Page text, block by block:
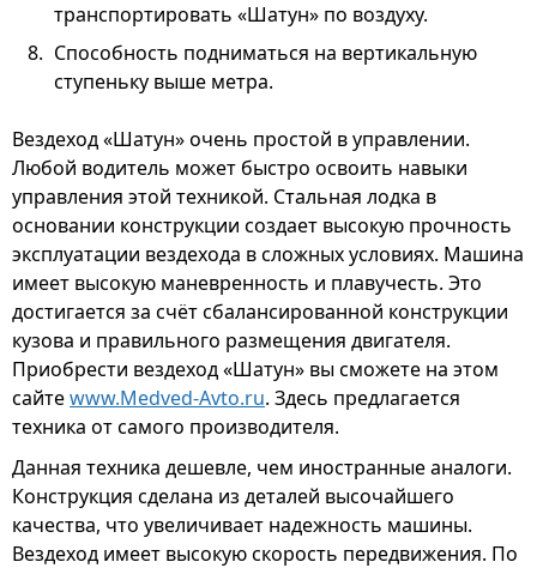
транспортировать «Шатун» по воздуху.
Способность подниматься на вертикальную
ступеньку выше метра.
Вездеход «Шатун» очень простой в управлении.
Любой водитель может быстро освоить навыки
управления этой техникой. Стальная лодка в
основании конструкции создает высокую прочность
эксплуатации вездехода в сложных условиях. Машина
имеет высокую маневренность и плавучесть. Это
достигается за счёт сбалансированной конструкции
кузова и правильного размещения двигателя.
Приобрести вездеход «Шатун» вы сможете на этом
сайтеwww.Medved-Avto.ru. Здесь предлагается
техника от самого производителя.
Данная техника дешевле, чем иностранные аналоги.
Конструкция сделана из деталей высочайшего
качества, что увеличивает надежность машины.
Вездеход имеет высокую скорость передвижения. По